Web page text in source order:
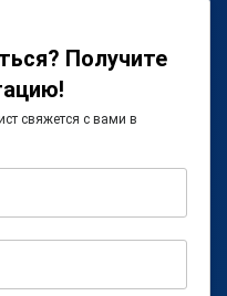
Получите
свяжется с вами в